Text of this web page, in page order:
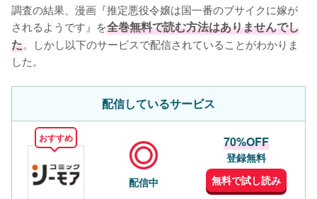
調査の結果、漫画『推定悪役令嬢は国一番のブサイクに嫁が
されるようです』を全巻無料で読む方法はありませんでし
た。しかし以下のサービスで配信されていることがわかりま
した。
配信しているサービス
おすすめ
配信中
70%OFF
登録無料
無料で試し読み